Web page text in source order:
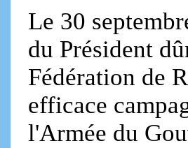
Le 30
du Président
Fédération de
efficace
l'Armée du